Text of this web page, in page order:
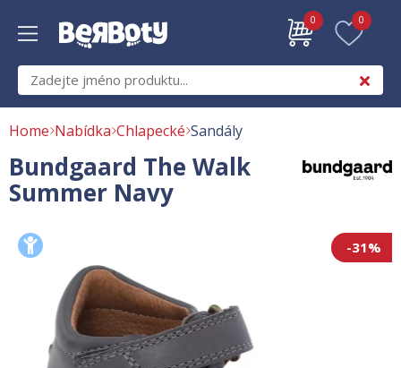
0 0
Home Nabídka Chlapecké Sandály
Bundgaard The Walk
Summer Navy
-31%